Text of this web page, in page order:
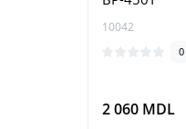
10042
0
2 060 MDL